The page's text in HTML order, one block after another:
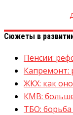
Сюжеты в
Пенсии:
Капремонт:
ЖКХ: как
КМВ:
ТБО: